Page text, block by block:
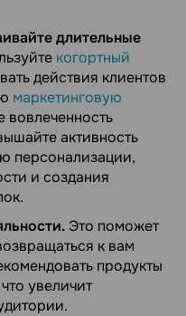
длительные
когортный
действия клиентов
маркетинговую
вовлеченность
активность
персонализации,
и создания
Это поможет
к вам
продукты
увеличит